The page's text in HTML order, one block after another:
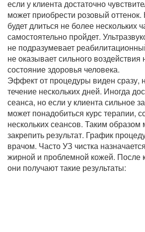
если у клиента достаточно
может приобрести розовый
будет длиться не более нескольких
самостоятельно пройдет.
не подразумевает
не оказывает сильного воздействия
состояние здоровья человека.
Эффект от процедуры виден сразу,
течение нескольких дней. Иногда
сеанса, но если у клиента сильное
может понадобиться курс терапии,
нескольких сеансов. Таким образом
закрепить результат. График
врачом. Часто УЗ чистка
жирной и проблемной кожей. После
они получают такие результаты: